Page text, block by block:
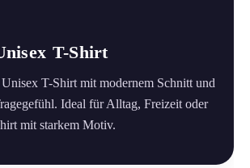
T-Shirt
T-Shirt mit modernem Schnitt und
Ideal für Alltag, Freizeit oder
mit starkem Motiv.